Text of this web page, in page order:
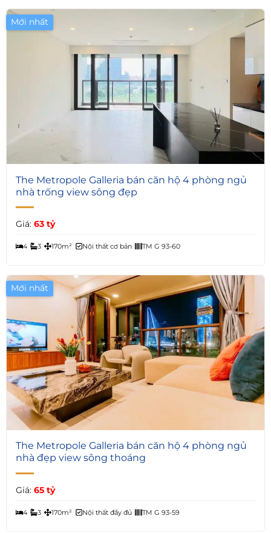
Mới nhất
6
The Metropole Galleria bán căn hộ 4 phòng ngủ
nhà trống view sông đẹp
Giá: 63 tỷ
4 3 170m² Nội thất cơ bản TM G 93-60
Mới nhất
5
The Metropole Galleria bán căn hộ 4 phòng ngủ
nhà đẹp view sông thoáng
Giá: 65 tỷ
4 3 170m² Nội thất đầy đủ TM G 93-59